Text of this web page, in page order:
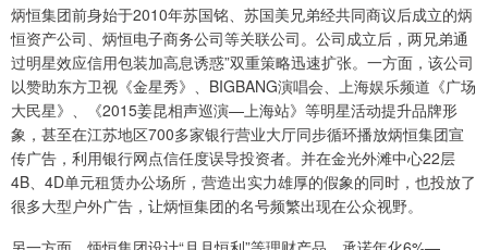
炳恒集团前身始于2010年苏国铭、苏国美兄弟经共同商议后成立的炳
恒资产公司、炳恒电子商务公司等关联公司。公司成立后，两兄弟通
过明星效应信用包装加高息诱惑”双重策略迅速扩张。一方面，该公司
以赞助东方卫视《金星秀》、BIGBANG演唱会、上海娱乐频道《广场
大民星》、《2015姜昆相声巡演—上海站》等明星活动提升品牌形
象，甚至在江苏地区700多家银行营业大厅同步循环播放炳恒集团宣
传广告，利用银行网点信任度误导投资者。并在金光外滩中心22层
4B、4D单元租赁办公场所，营造出实力雄厚的假象的同时，也投放了
很多大型户外广告，让炳恒集团的名号频繁出现在公众视野。